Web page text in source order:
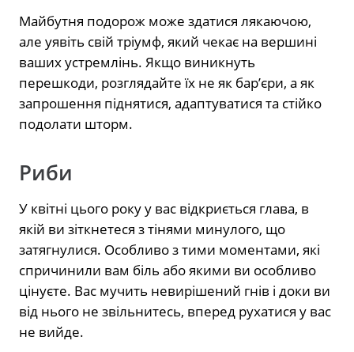
Майбутня подорож може здатися лякаючою,
але уявіть свій тріумф, який чекає на вершині
ваших устремлінь. Якщо виникнуть
перешкоди, розглядайте їх не як бар’єри, а як
запрошення піднятися, адаптуватися та стійко
подолати шторм.
Риби
У квітні цього року у вас відкриється глава, в
якій ви зіткнетеся з тінями минулого, що
затягнулися. Особливо з тими моментами, які
спричинили вам біль або якими ви особливо
цінуєте. Вас мучить невирішений гнів і доки ви
від нього не звільнитесь, вперед рухатися у вас
не вийде.